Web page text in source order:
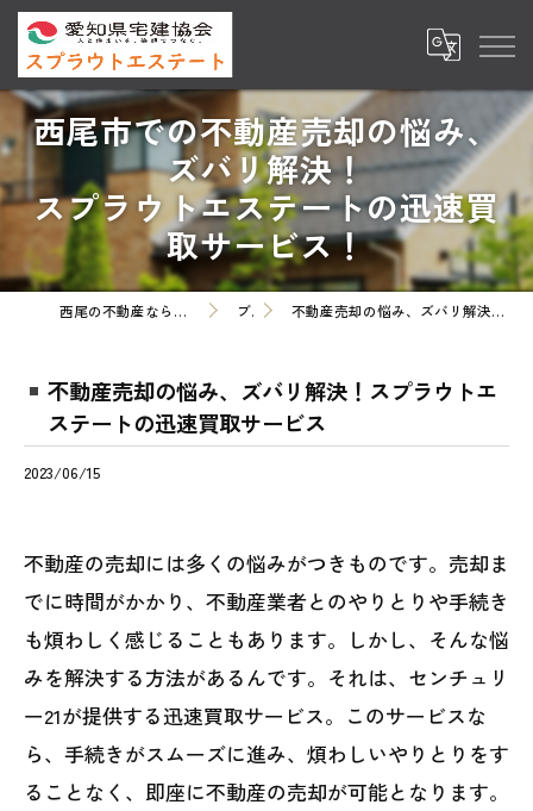
西尾市での不動産売却の悩み、
ズバリ解決！
スプラウトエステートの迅速買
取サービス！
西尾の不動産ならスプラウトエステート株式会社 ブログ 不動産売却の悩み、ズバリ解決！スプラウトエステートの迅速買取サービス
不動産売却の悩み、ズバリ解決！スプラウトエ
ステートの迅速買取サービス
2023/06/15
不動産の売却には多くの悩みがつきものです。売却ま
でに時間がかかり、不動産業者とのやりとりや手続き
も煩わしく感じることもあります。しかし、そんな悩
みを解決する方法があるんです。それは、センチュリ
ー21が提供する迅速買取サービス。このサービスな
ら、手続きがスムーズに進み、煩わしいやりとりをす
ることなく、即座に不動産の売却が可能となります。